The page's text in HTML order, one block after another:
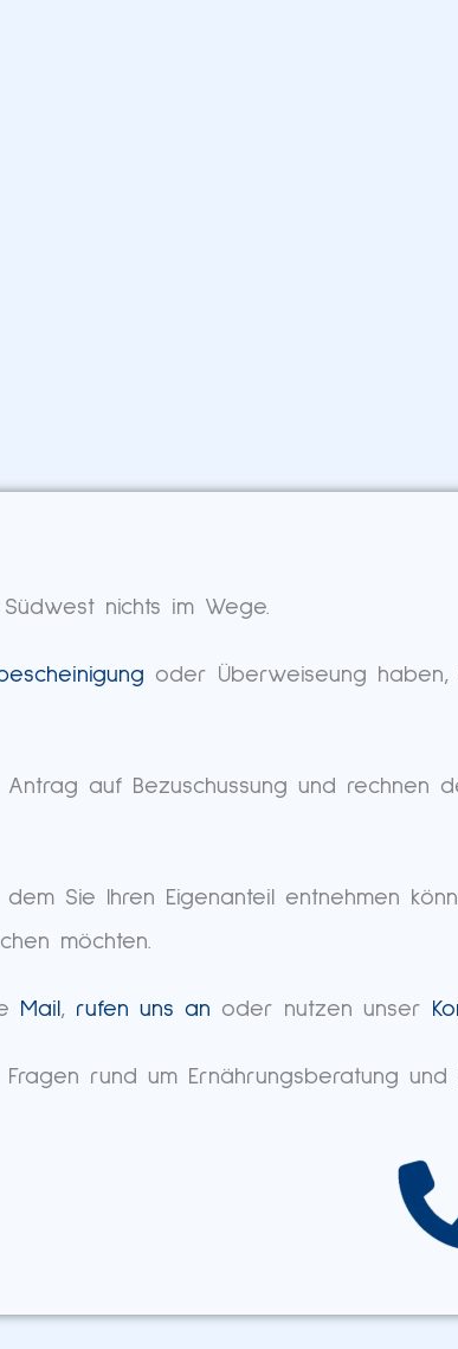
nichts im Wege.
oder Überweiseung haben,
auf Bezuschussung und rechnen
Sie Ihren Eigenanteil entnehmen
möchten.
Mail , rufen uns an oder nutzen unser
rund um Ernährungsberatung und